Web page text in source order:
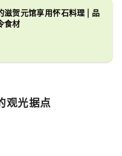
滋贺元馆享用怀石料理 | 品
食材
观光据点